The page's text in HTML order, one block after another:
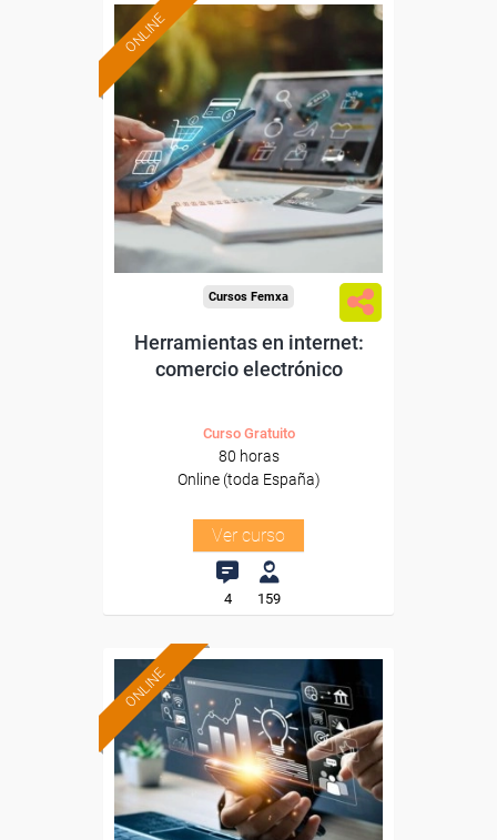
ONLINE
Formación 100%
subvencionada.
Para desempleados,
trabajadores y autónomos.
Sector
Cursos Femxa
Herramientas en internet:
comercio electrónico
Curso Gratuito
80 horas
Online (toda España)
Ver curso
4 159
ONLINE
Formación 100%
subvencionada.
Para desempleados,
trabajadores y autónomos.